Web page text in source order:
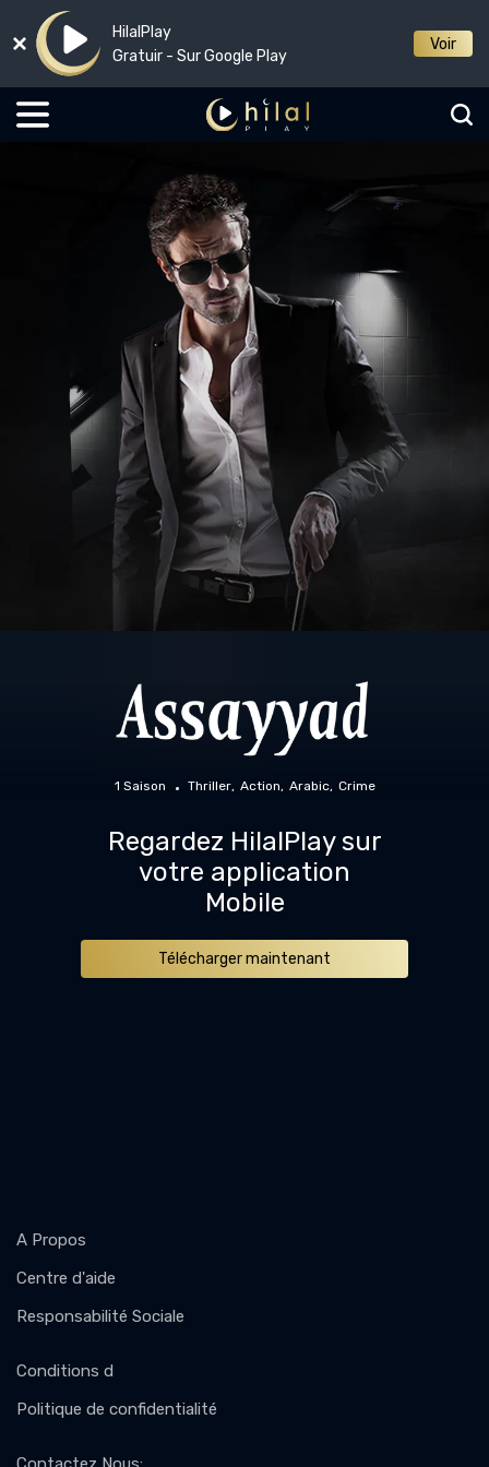
HilalPlay
Gratuir - Sur Google Play
Voir
1 Saison Thriller Action Arabic Crime
Regardez HilalPlay sur
votre application
Mobile
Télécharger maintenant
A Propos
Centre d'aide
Responsabilité Sociale
Conditions d
Politique de confidentialité